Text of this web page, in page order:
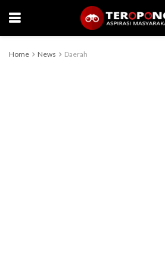
Home News Daerah